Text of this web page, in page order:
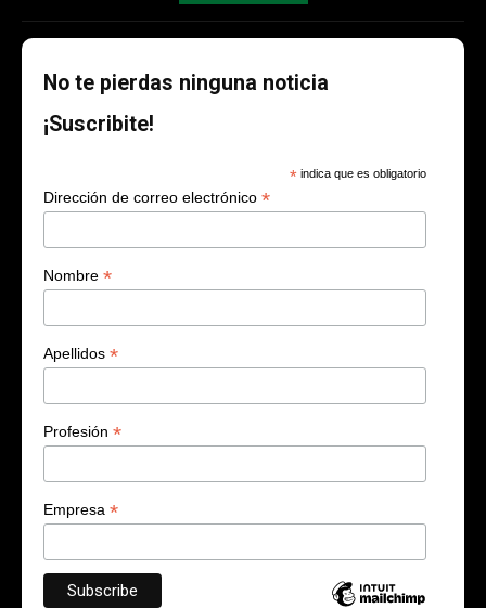
No te pierdas ninguna noticia
¡Suscribite!
* indica que es obligatorio
Dirección de correo electrónico *
Nombre *
Apellidos *
Profesión *
Empresa *